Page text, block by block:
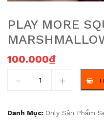
PLAY MORE
100.000₫
Danh Mục: Only Sản Phẩm